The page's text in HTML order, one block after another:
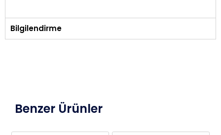
Bilgilendirme
Benzer Ürünler